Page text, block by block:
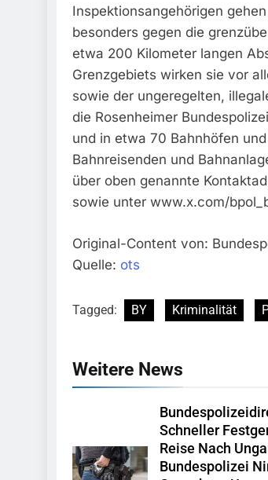
Inspektionsangehörigen
besonders gegen die
etwa 200 Kilometer langen
Grenzgebiets wirken sie vor
sowie der ungeregelten,
die Rosenheimer
und in etwa 70 Bahnhöfen
Bahnreisenden und
über oben genannte
sowie unter www.x.com/
Original-Content von:
Quelle: ots
Tagged: BY Kriminalität
Weitere News
Schneller
Reise Nach
Bundespolizei